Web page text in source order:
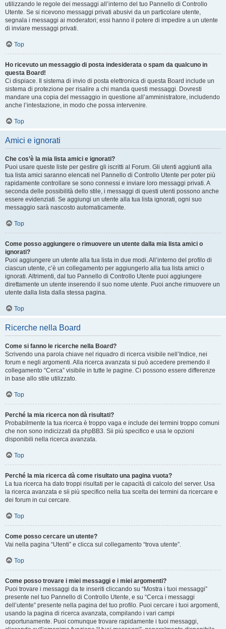
utilizzando le regole dei messaggi all’interno del tuo Pannello di Controllo
Utente. Se si ricevono messaggi privati ​​abusivi da un particolare utente,
segnala i messaggi ai moderatori; essi hanno il potere di impedire a un utente
di inviare messaggi privati​​.
Top
Ho ricevuto un messaggio di posta indesiderata o spam da qualcuno in
questa Board!
Ci dispiace. Il sistema di invio di posta elettronica di questa Board include un
sistema di protezione per risalire a chi manda questi messaggi. Dovresti
mandare una copia del messaggio in questione all’amministratore, includendo
anche l’intestazione, in modo che possa intervenire.
Top
Amici e ignorati
Che cos’è la mia lista amici e ignorati?
Puoi usare queste liste per gestire gli iscritti al Forum. Gli utenti aggiunti alla
tua lista amici saranno elencati nel Pannello di Controllo Utente per poter più
rapidamente controllare se sono connessi e inviare loro messaggi privati. A
seconda delle possibilità dello stile, i messaggi di questi utenti possono anche
essere evidenziati. Se aggiungi un utente alla tua lista ignorati, ogni suo
messaggio sarà nascosto automaticamente.
Top
Come posso aggiungere o rimuovere un utente dalla mia lista amici o
ignorati?
Puoi aggiungere un utente alla tua lista in due modi. All’interno del profilo di
ciascun utente, c’è un collegamento per aggiungerlo alla tua lista amici o
ignorati. Altrimenti, dal tuo Pannello di Controllo Utente puoi aggiungere
direttamente un utente inserendo il suo nome utente. Puoi anche rimuovere un
utente dalla lista dalla stessa pagina.
Top
Ricerche nella Board
Come si fanno le ricerche nella Board?
Scrivendo una parola chiave nel riquadro di ricerca visibile nell’Indice, nei
forum e negli argomenti. Alla ricerca avanzata si può accedere premendo il
collegamento “Cerca” visibile in tutte le pagine. Ci possono essere differenze
in base allo stile utilizzato.
Top
Perché la mia ricerca non dà risultati?
Probabilmente la tua ricerca è troppo vaga e include dei termini troppo comuni
che non sono indicizzati da phpBB3. Sii più specifico e usa le opzioni
disponibili nella ricerca avanzata.
Top
Perché la mia ricerca dà come risultato una pagina vuota?
La tua ricerca ha dato troppi risultati per le capacità di calcolo del server. Usa
la ricerca avanzata e sii più specifico nella tua scelta dei termini da ricercare e
dei forum in cui cercare.
Top
Come posso cercare un utente?
Vai nella pagina “Utenti” e clicca sul collegamento “trova utente”.
Top
Come posso trovare i miei messaggi e i miei argomenti?
Puoi trovare i messaggi da te inseriti cliccando su “Mostra i tuoi messaggi”
presente nel tuo Pannello di Controllo Utente, e su “Cerca i messaggi
dell’utente” presente nella pagina del tuo profilo. Puoi cercare i tuoi argomenti,
usando la pagina di ricerca avanzata, compilando i vari campi
opportunamente. Puoi comunque trovare rapidamente i tuoi messaggi,